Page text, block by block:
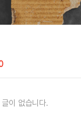
이 없습니다.